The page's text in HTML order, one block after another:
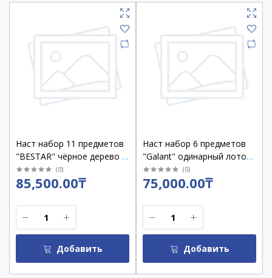
Наст набор 11 предметов
"BESTAR" чёрное дерево с
часами /237214
(0)
85,500.00₸
Добавить
Наст набор 6 предметов
"Galant" одинарный лоток,
черный дуб /238167
(0)
75,000.00₸
Добавить